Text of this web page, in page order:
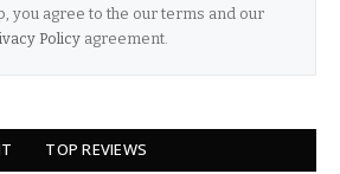
you agree to the our terms and our
Policyagreement.
TOP REVIEWS